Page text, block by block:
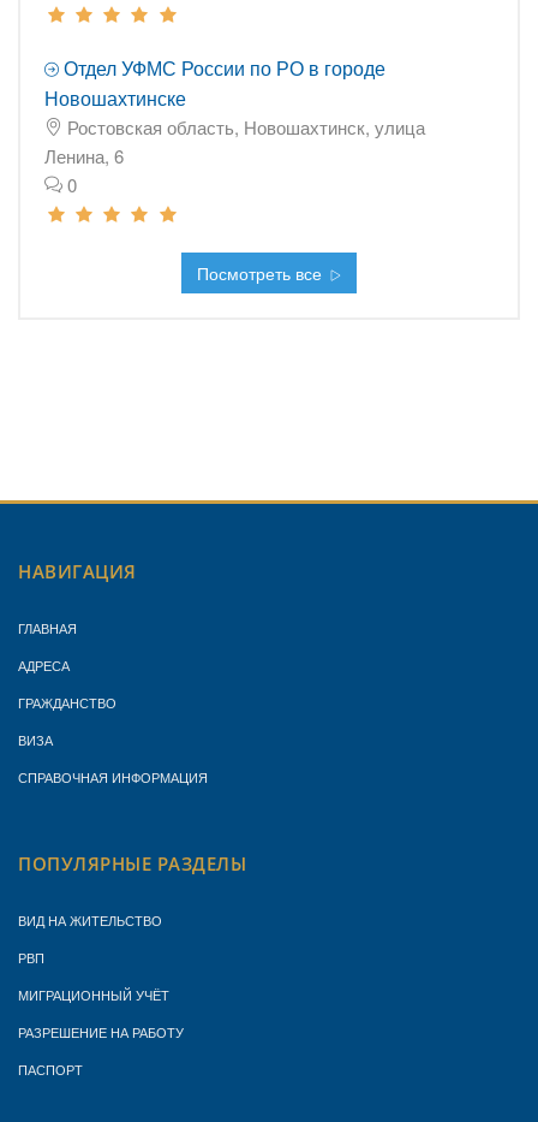
Отдел УФМС России по РО в городе
Новошахтинске
Ростовская область, Новошахтинск, улица
Ленина, 6
0
Посмотреть все
НАВИГАЦИЯ
ГЛАВНАЯ
АДРЕСА
ГРАЖДАНСТВО
ВИЗА
СПРАВОЧНАЯ ИНФОРМАЦИЯ
ПОПУЛЯРНЫЕ РАЗДЕЛЫ
ВИД НА ЖИТЕЛЬСТВО
РВП
МИГРАЦИОННЫЙ УЧЁТ
РАЗРЕШЕНИЕ НА РАБОТУ
ПАСПОРТ